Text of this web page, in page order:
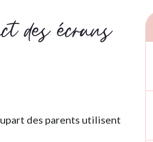
des écrans
des parents utilisent